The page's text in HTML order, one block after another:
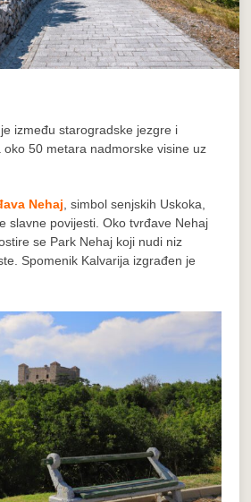
između starogradske jezgre i
oko 50 metara nadmorske visine uz
Nehaj , simbol senjskih Uskoka,
slavne povijesti. Oko tvrđave Nehaj
se Park Nehaj koji nudi niz
Spomenik Kalvarija izgrađen je